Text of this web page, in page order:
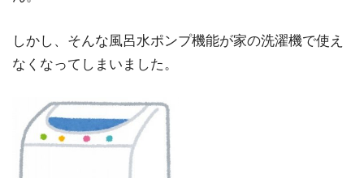
しかし、そんな風呂水ポンプ機能が家の洗濯機で使え
なくなってしまいました。